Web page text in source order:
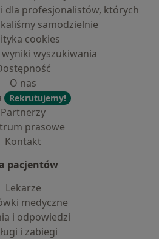
dla profesjonalistów, których
samodzielnie
cookies
wyniki wyszukiwania
O nas
Rekrutujemy!
Partnerzy
prasowe
Kontakt
pacjentów
Lekarze
medyczne
i odpowiedzi
i zabiegi